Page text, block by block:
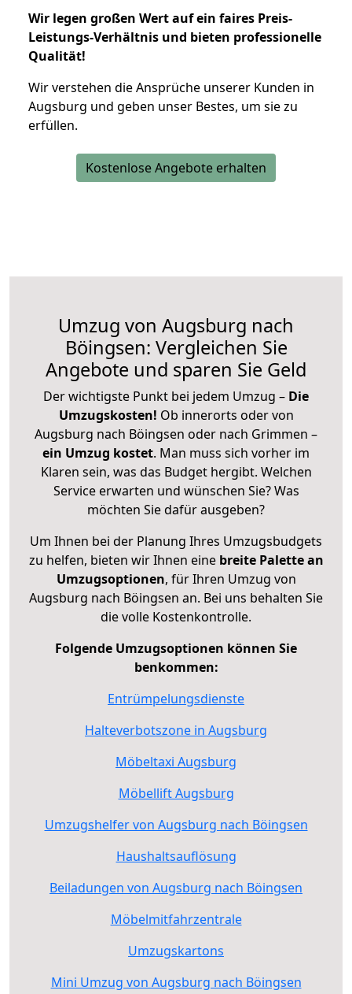
Wir legen großen Wert auf ein faires Preis-
Leistungs-Verhältnis und bieten professionelle
Qualität!
Wir verstehen die Ansprüche unserer Kunden in
Augsburg und geben unser Bestes, um sie zu
erfüllen.
Kostenlose Angebote erhalten
Umzug von Augsburg nach
Böingsen: Vergleichen Sie
Angebote und sparen Sie Geld
Der wichtigste Punkt bei jedem Umzug – Die
Umzugskosten! Ob innerorts oder von
Augsburg nach Böingsen oder nach Grimmen –
ein Umzug kostet. Man muss sich vorher im
Klaren sein, was das Budget hergibt. Welchen
Service erwarten und wünschen Sie? Was
möchten Sie dafür ausgeben?
Um Ihnen bei der Planung Ihres Umzugsbudgets
zu helfen, bieten wir Ihnen eine breite Palette an
Umzugsoptionen, für Ihren Umzug von
Augsburg nach Böingsen an. Bei uns behalten Sie
die volle Kostenkontrolle.
Folgende Umzugsoptionen können Sie
benkommen:
Entrümpelungsdienste
Halteverbotszone in Augsburg
Möbeltaxi Augsburg
Möbellift Augsburg
Umzugshelfer von Augsburg nach Böingsen
Haushaltsauflösung
Beiladungen von Augsburg nach Böingsen
Möbelmitfahrzentrale
Umzugskartons
Mini Umzug von Augsburg nach Böingsen